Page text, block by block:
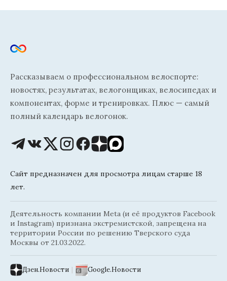
Рассказываем о профессиональном велоспорте:
новостях, результатах, велогонщиках, велосипедах и
компонентах, форме и тренировках. Плюс — самый
полный календарь велогонок.
Сайт предназначен для просмотра лицам старше 18
лет.
Деятельность компании Meta (и её продуктов Facebook
и Instagram) признана экстремистской, запрещена на
территории России по решению Тверского суда
Москвы от 21.03.2022.
Дзен.Новости | Google.Новости